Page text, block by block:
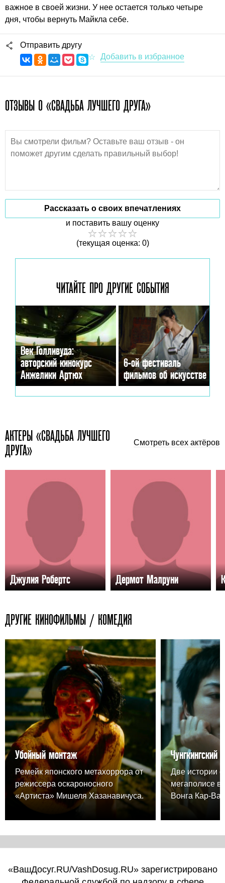
важное в своей жизни. У нее остается только четыре
дня, чтобы вернуть Майкла себе.
Отправить другу
ОТЗЫВЫ О «СВАДЬБА ЛУЧШЕГО ДРУГА»
Рассказать о своих впечатлениях
и поставить вашу оценку
(текущая оценка: 0)
ЧИТАЙТЕ ПРО ДРУГИЕ СОБЫТИЯ
Век Голливуда:
авторский кинокурс
Анжелики Артюх
6-ой фестиваль
фильмов об искусстве
АКТЕРЫ «СВАДЬБА ЛУЧШЕГО
ДРУГА»
Смотреть всех актёров
Джулия Робертс Дермот Малруни
ДРУГИЕ КИНОФИЛЬМЫ / КОМЕДИЯ
Убойный монтаж
Ремейк японского метахоррора от
режиссера оскароносного
«Артиста» Мишеля Хазанавичуса.
Чунгкингский
Две истории
мегаполисе в
Вонга Кар-
«ВашДосуг.RU/VashDosug.RU» зарегистрировано